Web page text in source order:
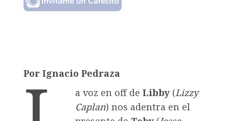
Por Ignacio Pedraza
a voz en off deLibby (Lizzy
Caplan) nos adentra en el